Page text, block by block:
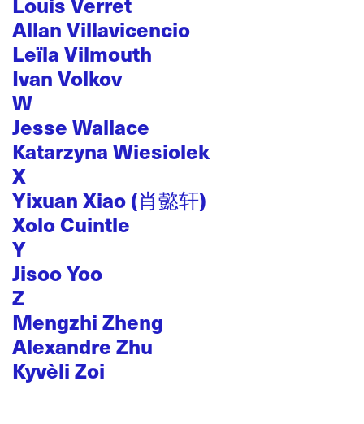
Allan Villavicencio
Leïla Vilmouth
Ivan Volkov
W
Jesse Wallace
Katarzyna Wiesiolek
X
Yixuan Xiao (肖懿轩)
Xolo Cuintle
Y
Jisoo Yoo
Z
Mengzhi Zheng
Alexandre Zhu
Kyvèli Zoi